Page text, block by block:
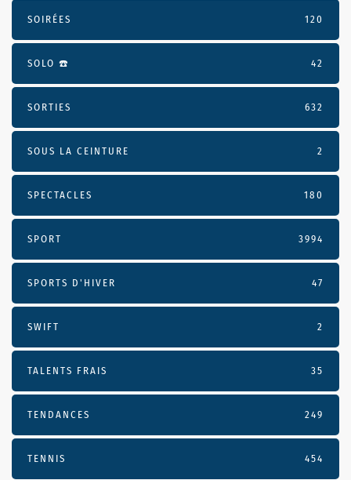
SOIRÉES 120
SOLO ☎️ 42
SORTIES 632
SOUS LA CEINTURE 2
SPECTACLES 180
SPORT 3994
SPORTS D'HIVER 47
SWIFT 2
TALENTS FRAIS 35
TENDANCES 249
TENNIS 454